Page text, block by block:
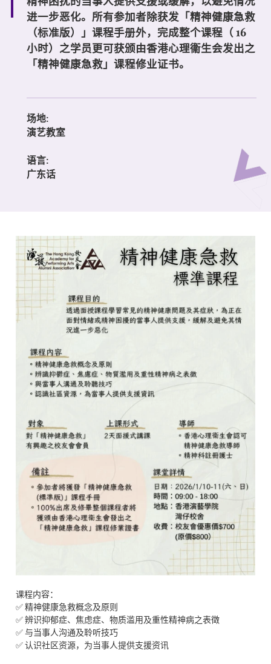
进一步恶化。所有参加者除获发「精神健康急救
（标准版）」课程手册外，完成整个课程（ 16
小时）之学员更可获颁由香港心理衞生会发出之
「精神健康急救」课程修业证书。
场地:
演艺教室
语言:
广东话
课程内容：
✅精神健康急救概念及原则
✅辨识抑郁症、焦虑症、物质滥用及重性精神病之表徵
✅与当事人沟通及聆听技巧
✅认识社区资源，为当事人提供支援资讯